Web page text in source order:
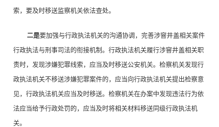
索，要及时移送监察机关依法查处。
二是要加强与行政执法机关的沟通协调，完善涉窨井盖相关案件
行政执法与刑事司法的衔接机制。行政执法机关履行涉窨井盖相关职
责时，发现涉嫌犯罪线索，应当及时移送公安机关。检察机关发现行
政执法机关不移送涉嫌犯罪案件的，应当向行政执法机关提出检察意
见，行政执法机关应当及时移送。检察机关在办案中发现违法行为依
法应当给予行政处罚的，应当及时将相关材料移送同级行政执法机
关。